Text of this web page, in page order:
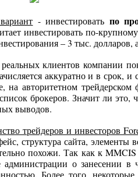
- инвестировать по
инвестировать по-
– 3 тыс. долларов,
клиентов компании
аккуратно и в срок,
на авторитетном
брокеров. Значит ли это,
выводов.
трейдеров и инвесторов
структура сайта, элементы
похожи. Так как к
администрации о занесении в